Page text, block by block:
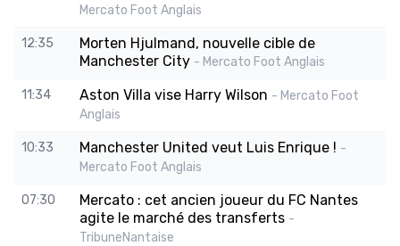
Mercato Foot Anglais
12:35
Morten Hjulmand, nouvelle cible de
Manchester City - Mercato Foot Anglais
11:34 Aston Villa vise Harry Wilson - Mercato Foot
Anglais
10:33 Manchester United veut Luis Enrique ! -
Mercato Foot Anglais
07:30
Mercato : cet ancien joueur du FC Nantes
agite le marché des transferts -
TribuneNantaise